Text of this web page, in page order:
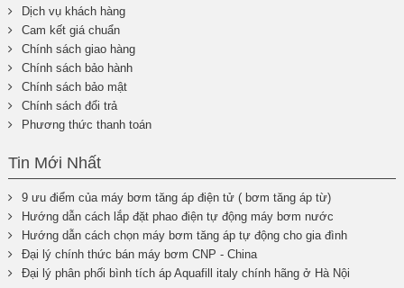
Dịch vụ khách hàng
Cam kết giá chuẩn
Chính sách giao hàng
Chính sách bảo hành
Chính sách bảo mật
Chính sách đổi trả
Phương thức thanh toán
Tin Mới Nhất
9 ưu điểm của máy bơm tăng áp điện tử ( bơm tăng áp từ)
Hướng dẫn cách lắp đặt phao điện tự động máy bơm nước
Hướng dẫn cách chọn máy bơm tăng áp tự động cho gia đình
Đại lý chính thức bán máy bơm CNP - China
Đại lý phân phối bình tích áp Aquafill italy chính hãng ở Hà Nội